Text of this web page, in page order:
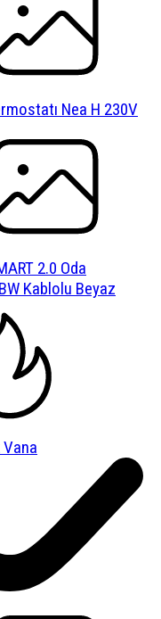
Nea H 230V
2.0 Oda
Kablolu Beyaz